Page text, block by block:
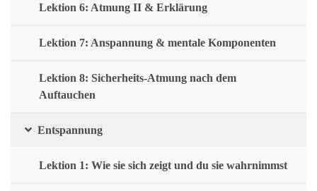
Lektion 6: Atmung II & Erklärung
Lektion 7: Anspannung & mentale Komponenten
Lektion 8: Sicherheits-Atmung nach dem
Auftauchen
Entspannung
Lektion 1: Wie sie sich zeigt und du sie wahrnimmst